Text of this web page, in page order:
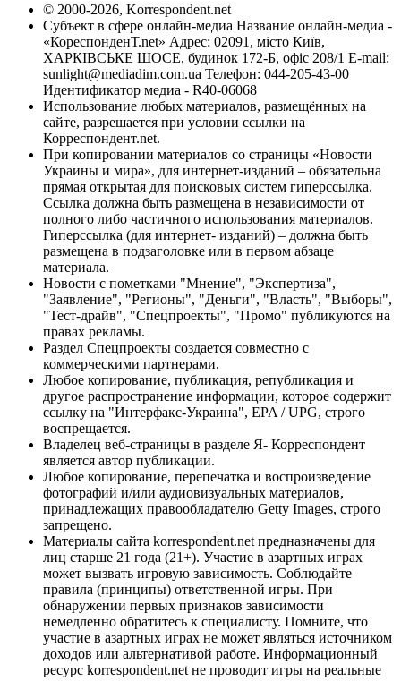
© 2000-2026, Korrespondent.net
Субъект в сфере онлайн-медиа Название онлайн-медиа -
«КореспонденТ.net» Адрес: 02091, місто Київ,
ХАРКІВСЬКЕ ШОСЕ, будинок 172-Б, офіс 208/1 E-mail:
sunlight@mediadim.com.ua Телефон: 044-205-43-00
Идентификатор медиа - R40-06068
Использование любых материалов, размещённых на
сайте, разрешается при условии ссылки на
Корреспондент.net.
При копировании материалов со страницы «Новости
Украины и мира», для интернет-изданий – обязательна
прямая открытая для поисковых систем гиперссылка.
Ссылка должна быть размещена в независимости от
полного либо частичного использования материалов.
Гиперссылка (для интернет- изданий) – должна быть
размещена в подзаголовке или в первом абзаце
материала.
Новости с пометками "Мнение", "Экспертиза",
"Заявление", "Регионы", "Деньги", "Власть", "Выборы",
"Тест-драйв", "Спецпроекты", "Промо" публикуются на
правах рекламы.
Раздел Спецпроекты создается совместно с
коммерческими партнерами.
Любое копирование, публикация, републикация и
другое распространение информации, которое содержит
ссылку на "Интерфакс-Украина", EPA / UPG, строго
воспрещается.
Владелец веб-страницы в разделе Я- Корреспондент
является автор публикации.
Любое копирование, перепечатка и воспроизведение
фотографий и/или аудиовизуальных материалов,
принадлежащих правообладателю Getty Images, строго
запрещено.
Материалы сайта korrespondent.net предназначены для
лиц старше 21 года (21+). Участие в азартных играх
может вызвать игровую зависимость. Соблюдайте
правила (принципы) ответственной игры. При
обнаружении первых признаков зависимости
немедленно обратитесь к специалисту. Помните, что
участие в азартных играх не может являться источником
доходов или альтернативой работе. Информационный
ресурс korrespondent.net не проводит игры на реальные